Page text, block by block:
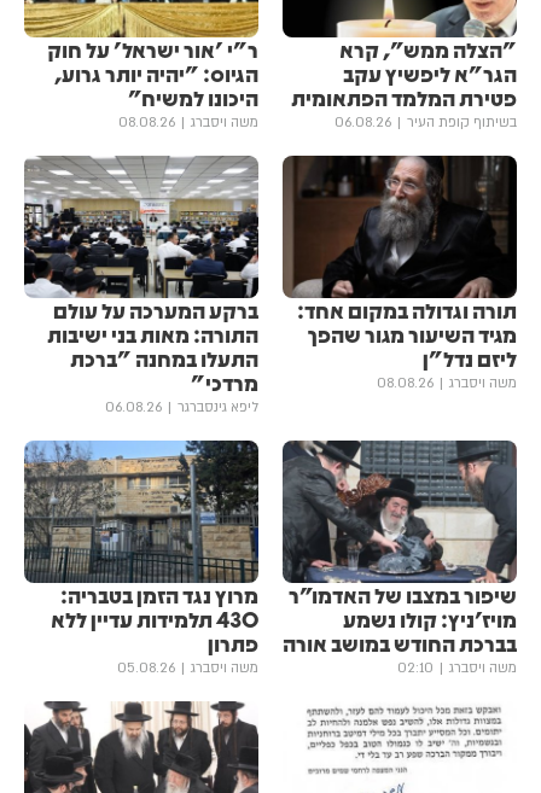
"הצלה ממש", קרא
הגר"א ליפשיץ עקב
פטירת המלמד הפתאומית
בשיתוף קופת העיר 06.08.26
ר"י 'אור ישראל' על חוק
הגיוס: "יהיה יותר גרוע,
היכונו למשיח"
משה ויסברג 08.08.26
תורה וגדולה במקום אחד:
מגיד השיעור מגור שהפך
ליזם נדל"ן
משה ויסברג 08.08.26
ברקע המערכה על עולם
התורה: מאות בני ישיבות
התעלו במחנה "ברכת
מרדכי"
ליפא גינסברגר 06.08.26
שיפור במצבו של האדמו"ר
מויז'ניץ: קולו נשמע
בברכת החודש במושב אורה
משה ויסברג 02:10
מרוץ נגד הזמן בטבריה:
430 תלמידות עדיין ללא
פתרון
משה ויסברג 05.08.26